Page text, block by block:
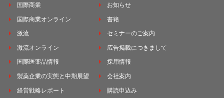
国際商業
国際商業オンライン
激流
激流オンライン
国際医薬品情報
製薬企業の実態と中期展望
経営戦略レポート
お知らせ
書籍
セミナーのご案内
広告掲載につきまして
採用情報
会社案内
購読申込み